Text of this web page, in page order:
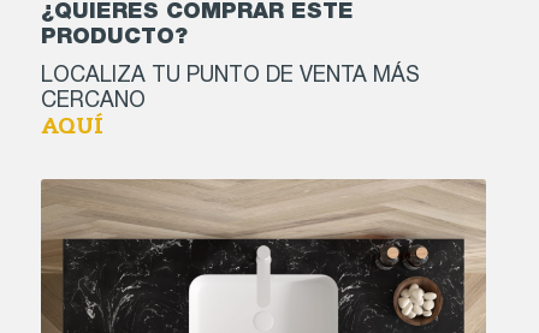
¿QUIERES COMPRAR ESTE
LOCALIZA TU PUNTO DE VENTA MÁS
CERCANO